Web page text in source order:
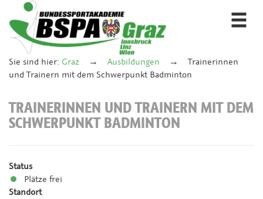
Sie sind hier: Graz Ausbildungen
Trainerinnen
und Trainern mit dem Schwerpunkt Badminton
TRAINERINNEN UND TRAINERN MIT DEM
SCHWERPUNKT BADMINTON
Status
Plätze frei
Standort